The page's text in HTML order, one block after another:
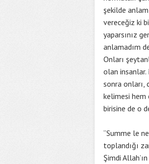
şekilde
vereceğiz ki
yaparsınız
anlamadım
Onları
olan insanlar.
sonra onları,
kelimesi hem
birisine de o
“Summe le
toplandığı
Şimdi